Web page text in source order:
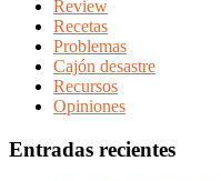
Review
Recetas
Problemas
Cajón desastre
Recursos
Opiniones
Entradas recientes